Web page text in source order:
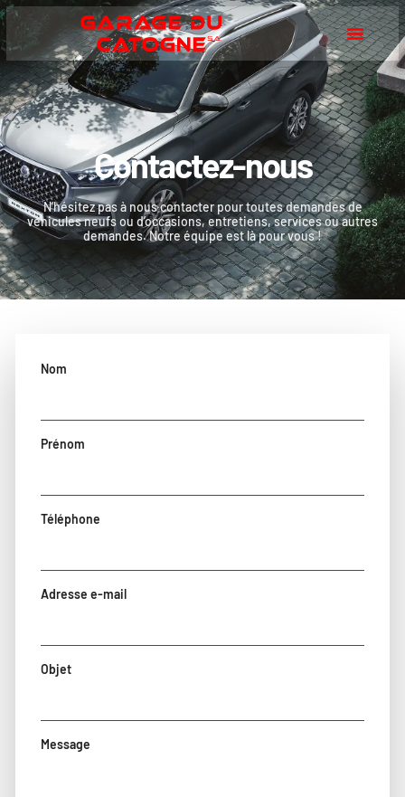
Contactez-nous
N’hésitez pas à nous contacter pour toutes demandes de
véhicules neufs ou d’occasions, entretiens, services ou autres
demandes. Notre équipe est là pour vous !
Nom
Prénom
Téléphone
Adresse e-mail
Objet
Message